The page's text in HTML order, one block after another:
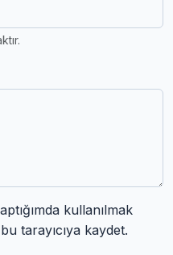
kullanılmak
tarayıcıya kaydet.